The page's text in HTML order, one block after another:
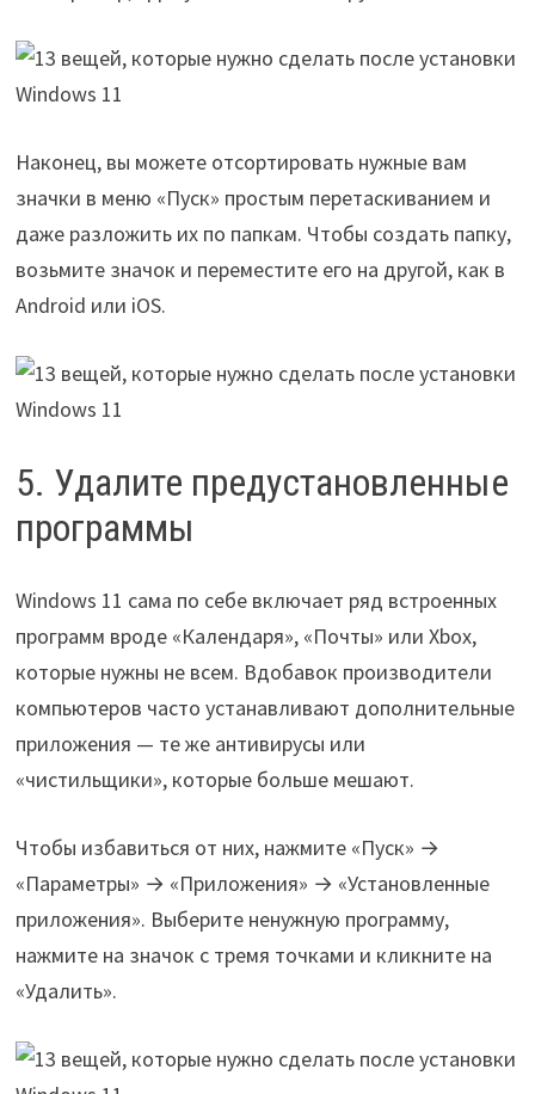
Наконец, вы можете отсортировать нужные вам
значки в меню «Пуск» простым перетаскиванием и
даже разложить их по папкам. Чтобы создать папку,
возьмите значок и переместите его на другой, как в
Android или iOS.
5. Удалите предустановленные
программы
Windows 11 сама по себе включает ряд встроенных
программ вроде «Календаря», «Почты» или Xbox,
которые нужны не всем. Вдобавок производители
компьютеров часто устанавливают дополнительные
приложения — те же антивирусы или
«чистильщики», которые больше мешают.
Чтобы избавиться от них, нажмите «Пуск» →
«Параметры» → «Приложения» → «Установленные
приложения». Выберите ненужную программу,
нажмите на значок с тремя точками и кликните на
«Удалить».